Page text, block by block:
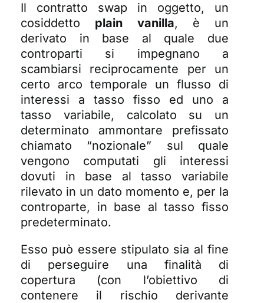
Il contratto swap in oggetto, un
cosiddetto plain vanilla, è un
derivato in base al quale due
controparti si impegnano a
scambiarsi reciprocamente per un
certo arco temporale un flusso di
interessi a tasso fisso ed uno a
tasso variabile, calcolato su un
determinato ammontare prefissato
chiamato “nozionale” sul quale
vengono computati gli interessi
dovuti in base al tasso variabile
rilevato in un dato momento e, per la
controparte, in base al tasso fisso
predeterminato.
Esso può essere stipulato sia al fine
di perseguire una finalità di
copertura (con l’obiettivo di
contenere il rischio derivante